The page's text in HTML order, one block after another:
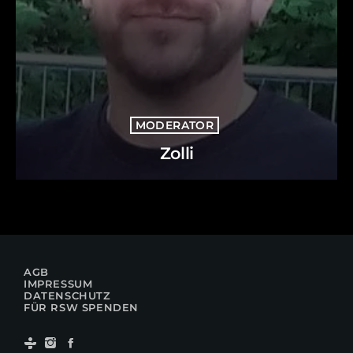
MODERATOR
Zolli
AGB
IMPRESSUM
DATENSCHUTZ
FÜR RSW SPENDEN